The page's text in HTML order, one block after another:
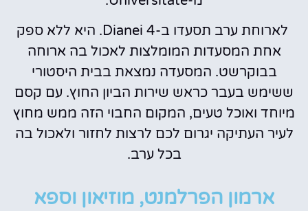
לארוחת ערב תסעדו ב-Dianei 4. היא ללא ספק
אחת המסעדות המומלצות לאכול בה ארוחה
בבוקרשט. המסעדה נמצאת בבית היסטורי
ששימש בעבר כראש שירות הביון החוץ. עם קסם
מיוחד ואוכל טעים, המקום החבוי הזה ממש מחוץ
לעיר העתיקה יגרום לכם לרצות לחזור ולאכול בה
בכל ערב.
ארמון הפרלמנט, מוזיאון וספא